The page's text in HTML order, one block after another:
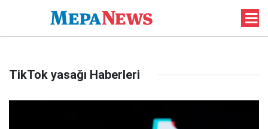
TikTok yasağı Haberleri